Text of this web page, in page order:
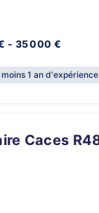
- 35 000 €
moins 1 an d'expérience